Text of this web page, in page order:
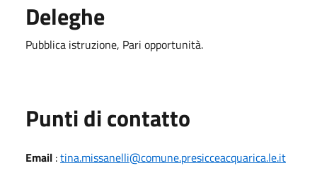
Deleghe
Pubblica istruzione, Pari opportunità.
Punti di contatto
Email :tina.missanelli@comune.presicceacquarica.le.it